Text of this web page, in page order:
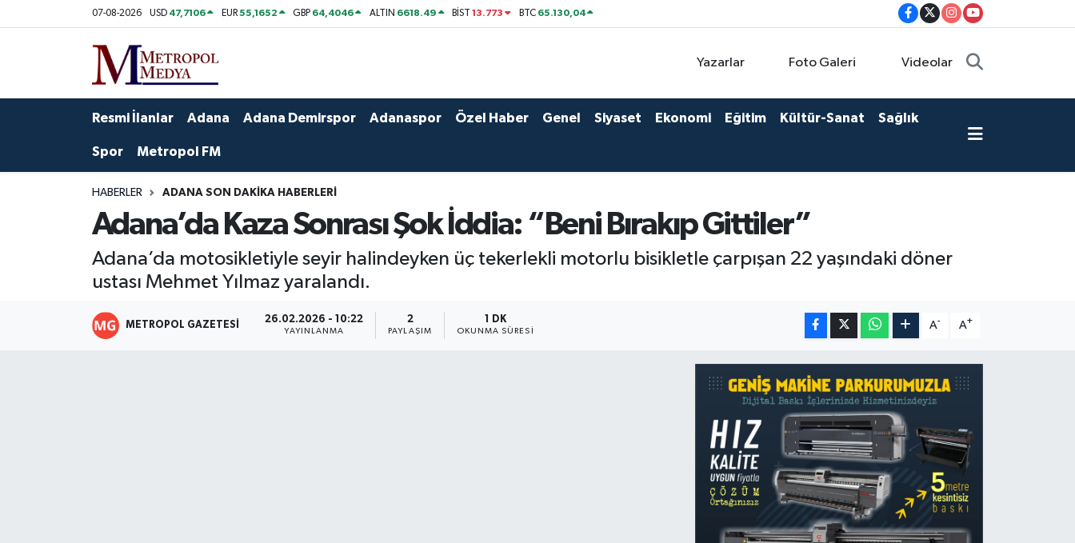
07-08-2026 USD 47,7106 EUR55,1652 GBP 64,4046 ALTIN 6618.49 BİST13.773 BTC 65.130,04
Yazarlar Foto Galeri Videolar
Resmi İlanlar Adana Adana Demirspor Adanaspor Özel Haber Genel Siyaset Ekonomi Eğitim Kültür-Sanat Sağlık
Spor Metropol FM
HABERLER ADANA SON DAKIKA HABERLERI
Adana’da Kaza Sonrası Şok İddia: “Beni Bırakıp Gittiler”
Adana’da motosikletiyle seyir halindeyken üç tekerlekli motorlu bisikletle çarpışan 22 yaşındaki döner
ustası Mehmet Yılmaz yaralandı.
METROPOL GAZETESI 26.02.2026 - 10:22
YAYINLANMA
2
PAYLAŞIM
1 DK
OKUNMA SÜRESI
A- A+
Ekonomi
Özel Haberler
Yerel Yönetim
Yazarlar
Foto Galeri
Seyhan Nöbetçi Eczaneler
Seyhan Hava Durumu
Tüm Manşetler
Son Dakika Haberleri